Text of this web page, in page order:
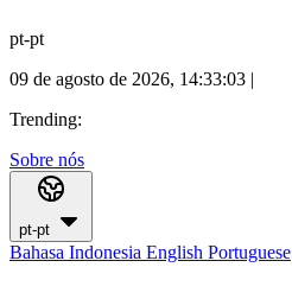
pt-pt
09 de agosto de 2026, 14:33:04 |
Trending:
Sobre nós
pt-pt
Bahasa Indonesia English Portuguese